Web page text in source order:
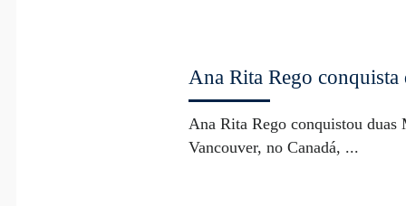
Ana Rita Rego
Ana Rita Rego conquistou duas
Vancouver, no Canadá, ...